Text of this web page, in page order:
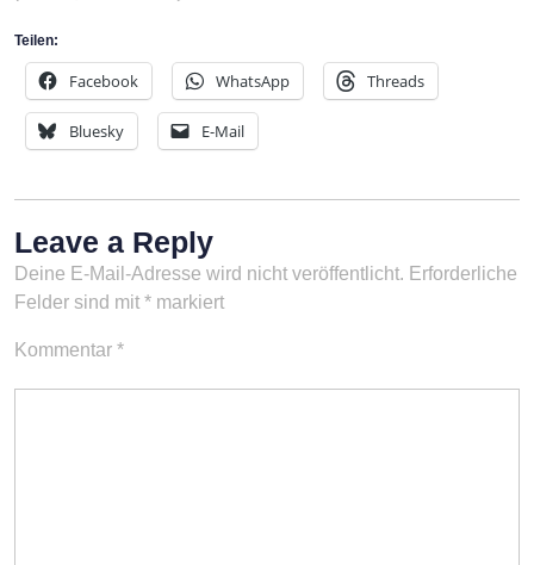
Teilen:
Facebook WhatsApp Threads
Bluesky E-Mail
Leave a Reply
Deine E-Mail-Adresse wird nicht veröffentlicht. Erforderliche
Felder sind mit * markiert
Kommentar *